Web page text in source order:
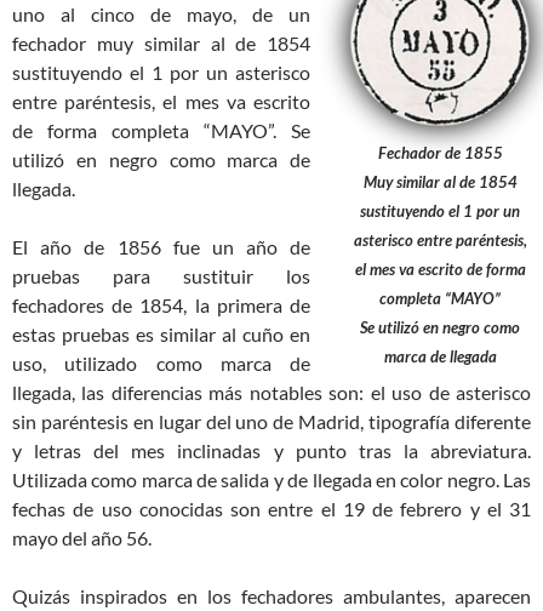
Fechador de 1855
Muy similar al de 1854
sustituyendo el 1 por un
asterisco entre paréntesis,
el mes va escrito de forma
completa “MAYO”
Se utilizó en negro como
marca de llegada
uno al cinco de mayo, de un
fechador muy similar al de 1854
sustituyendo el 1 por un asterisco
entre paréntesis, el mes va escrito
de forma completa “MAYO”. Se
utilizó en negro como marca de
llegada.
El año de 1856 fue un año de
pruebas para sustituir los
fechadores de 1854, la primera de
estas pruebas es similar al cuño en
uso, utilizado como marca de
llegada, las diferencias más notables son: el uso de asterisco
sin paréntesis en lugar del uno de Madrid, tipografía diferente
y letras del mes inclinadas y punto tras la abreviatura.
Utilizada como marca de salida y de llegada en color negro. Las
fechas de uso conocidas son entre el 19 de febrero y el 31
mayo del año 56.
Quizás inspirados en los fechadores ambulantes, aparecen